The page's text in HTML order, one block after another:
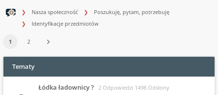
Nasza społeczność
Poszukuję, pytam, potrzebuję
Identyfikacje przedmiotów
1 2
Tematy
Łódka ładownicy ? 2 Odpowiedzi 1498 Odsłony